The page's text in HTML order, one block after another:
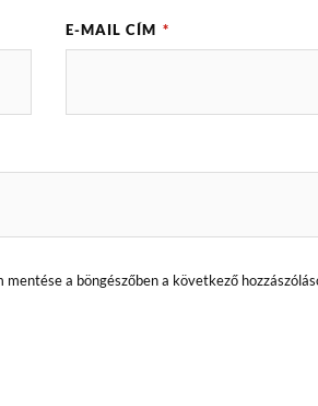
E-MAIL CÍM *
a böngészőben a következő